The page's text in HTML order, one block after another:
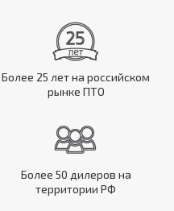
Более 25 лет на российском
рынке ПТО
Более 50 дилеров на
территории РФ